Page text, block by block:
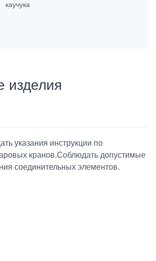
каучука
изделия
указания инструкции по
кранов.Соблюдать допустимые
соединительных элементов.